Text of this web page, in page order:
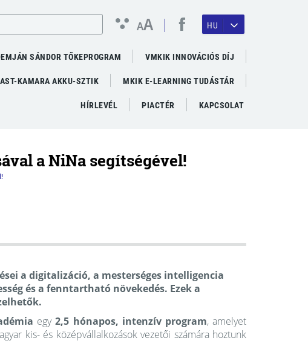
AA HU
SÁNDOR TŐKEPROGRAM VMKIK INNOVÁCIÓS DÍJ
KAMARA AKKU-SZTIK MKIK E-LEARNING TUDÁSTÁR
HÍRLEVÉL PIACTÉR KAPCSOLAT
a NiNa segítségével!
a digitalizáció, a mesterséges intelligencia
és a fenntartható növekedés. Ezek a
egy2,5 hónapos, intenzív program, amelyet
kis- és középvállalkozások vezetői számára hoztunk